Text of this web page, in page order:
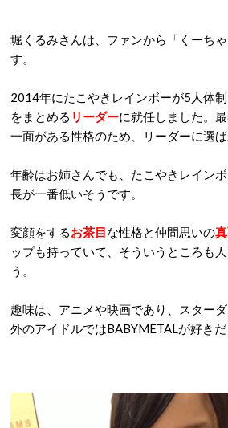
堀くるみさんは、ファンから「くーち
す。
2014年にたこやきレインボーが5人体
をまとめる リーダーに就任しました。
一面がある性格のため、リーダーに選ば
年齢はお姉さんでも、たこやきレイン
長が一番低いそうです。
変顔をするお茶目な性格と仲間思いの
ップも持っていて、そういうところも
う。
趣味は、アニメや映画であり、スター
外のアイドルではBABYMETALが好きだ